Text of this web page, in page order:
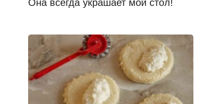
Она всегда украшает мой стол!